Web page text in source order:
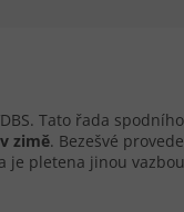
Tato řada spodního
zimě. Bezešvé
je pletena jinou